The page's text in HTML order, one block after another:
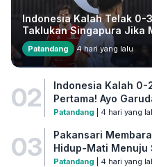
Indonesia Kalah Telak 0-
Taklukan Singapura Jika
Patandang 4 hari yang lalu
02
Indonesia Kalah 0-
Pertama! Ayo
Patandang | 4 hari yang
03
Pakansari
Hidup-Mati Menuju
Patandang | 4 hari yang